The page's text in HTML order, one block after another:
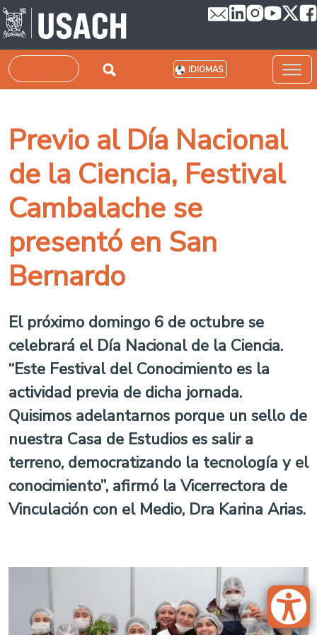
Pasar al contenido principal
Buscar IDIOMAS
Previo al Día Nacional
de la Ciencia, Festival
Cambalache se
presentó en San
Bernardo
El próximo domingo 6 de octubre se
celebrará el Día Nacional de la Ciencia.
“Este Festival del Conocimiento es la
actividad previa de dicha jornada.
Quisimos adelantarnos porque un sello de
nuestra Casa de Estudios es salir a
terreno, democratizando la tecnología y el
conocimiento”, afirmó la Vicerrectora de
Vinculación con el Medio, Dra Karina Arias.